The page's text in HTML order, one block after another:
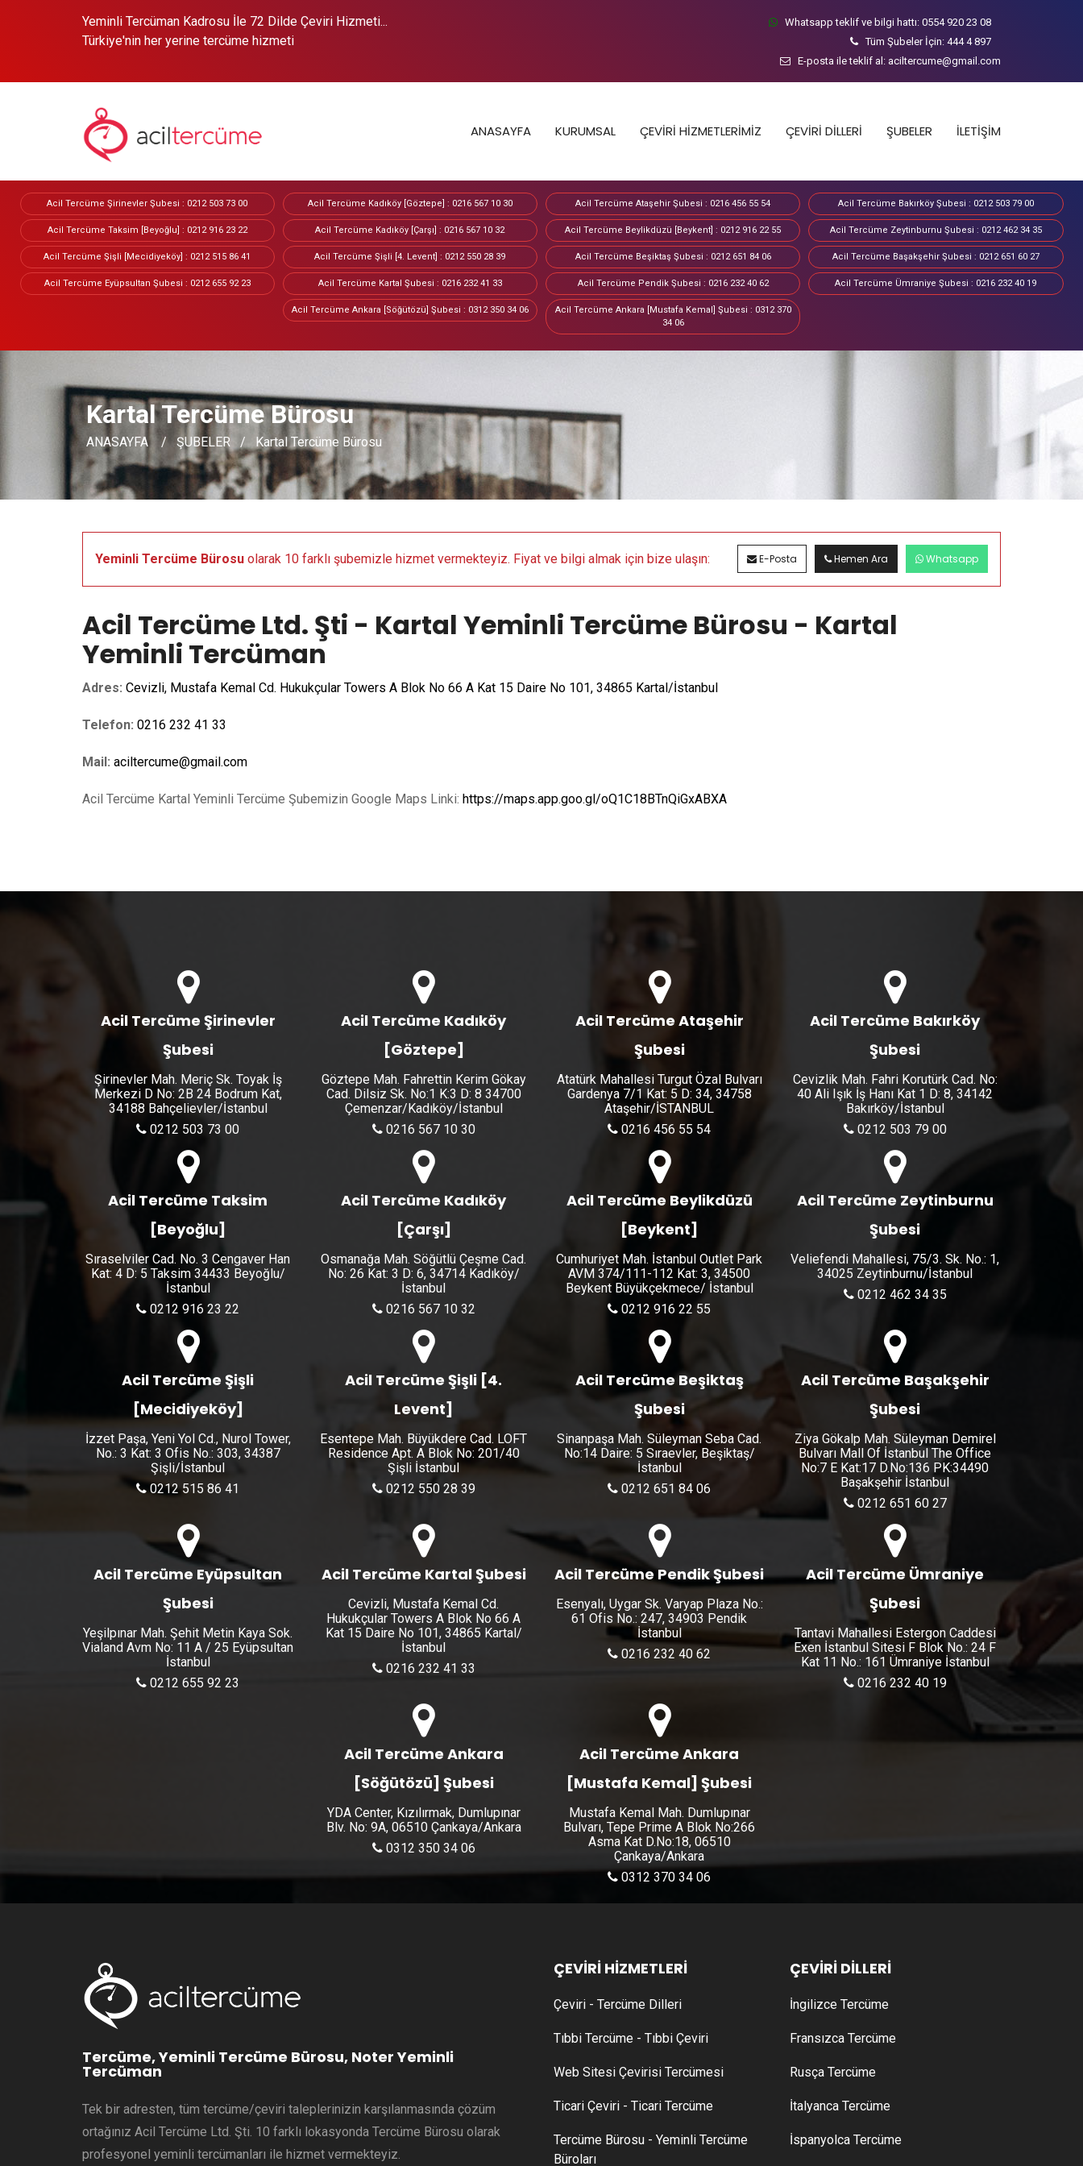
Yeminli Tercüman Kadrosu İle 72 Dilde Çeviri Hizmeti...
Türkiye'nin her yerine tercüme hizmeti
Whatsapp teklif ve bilgi hattı: 0554 920 23 08
Tüm Şubeler İçin: 444 4 897
E-posta ile teklif al: aciltercume@gmail.com
ANASAYFA KURUMSAL ÇEVİRİ HİZMETLERİMİZ ÇEVİRİ DİLLERİ ŞUBELER İLETİŞİM
Acil Tercüme Şirinevler Şubesi : 0212 503 73 00 Acil Tercüme Kadıköy [Göztepe] : 0216 567 10 30 Acil Tercüme Ataşehir Şubesi : 0216 456 55 54 Acil Tercüme Bakırköy Şubesi : 0212 503 79 00
Acil Tercüme Taksim [Beyoğlu] : 0212 916 23 22 Acil Tercüme Kadıköy [Çarşı] : 0216 567 10 32 Acil Tercüme Beylikdüzü [Beykent] : 0212 916 22 55 Acil Tercüme Zeytinburnu Şubesi : 0212 462 34 35
Acil Tercüme Şişli [Mecidiyeköy] : 0212 515 86 41 Acil Tercüme Şişli [4. Levent] : 0212 550 28 39 Acil Tercüme Beşiktaş Şubesi : 0212 651 84 06 Acil Tercüme Başakşehir Şubesi : 0212 651 60 27
Acil Tercüme Eyüpsultan Şubesi : 0212 655 92 23 Acil Tercüme Kartal Şubesi : 0216 232 41 33 Acil Tercüme Pendik Şubesi : 0216 232 40 62 Acil Tercüme Ümraniye Şubesi : 0216 232 40 19
Acil Tercüme Ankara [Söğütözü] Şubesi : 0312 350 34 06
Acil Tercüme Ankara [Mustafa Kemal] Şubesi : 0312 370
34 06
Kartal Tercüme Bürosu
ANASAYFA ŞUBELER Kartal Tercüme Bürosu
Yeminli Tercüme Bürosu olarak 10 farklı şubemizle hizmet vermekteyiz. Fiyat ve bilgi almak için bize ulaşın: Whatsapp
Hemen Ara
E-Posta
Acil Tercüme Ltd. Şti - Kartal Yeminli Tercüme Bürosu - Kartal
Yeminli Tercüman
Adres: Cevizli, Mustafa Kemal Cd. Hukukçular Towers A Blok No 66 A Kat 15 Daire No 101, 34865 Kartal/İstanbul
Telefon: 0216 232 41 33
Mail: aciltercume@gmail.com
Acil Tercüme Kartal Yeminli Tercüme Şubemizin Google Maps Linki: https://maps.app.goo.gl/oQ1C18BTnQiGxABXA
Acil Tercüme Şirinevler
Şubesi
Şirinevler Mah. Meriç Sk. Toyak İş
Merkezi D No: 2B 24 Bodrum Kat,
34188 Bahçelievler/İstanbul
0212 503 73 00
Acil Tercüme Kadıköy
[Göztepe]
Göztepe Mah. Fahrettin Kerim Gökay
Cad. Dilsiz Sk. No:1 K:3 D: 8 34700
Çemenzar/Kadıköy/İstanbul
0216 567 10 30
Acil Tercüme Ataşehir
Şubesi
Atatürk Mahallesi Turgut Özal Bulvarı
Gardenya 7/1 Kat: 5 D: 34, 34758
Ataşehir/İSTANBUL
0216 456 55 54
Acil Tercüme Bakırköy
Şubesi
Cevizlik Mah. Fahri Korutürk Cad. No:
40 Ali Işık İş Hanı Kat 1 D: 8, 34142
Bakırköy/İstanbul
0212 503 79 00
Acil Tercüme Taksim
[Beyoğlu]
Sıraselviler Cad. No. 3 Cengaver Han
Kat: 4 D: 5 Taksim 34433 Beyoğlu/
İstanbul
0212 916 23 22
Acil Tercüme Kadıköy
[Çarşı]
Osmanağa Mah. Söğütlü Çeşme Cad.
No: 26 Kat: 3 D: 6, 34714 Kadıköy/
İstanbul
0216 567 10 32
Acil Tercüme Beylikdüzü
[Beykent]
Cumhuriyet Mah. İstanbul Outlet Park
AVM 374/111-112 Kat: 3, 34500
Beykent Büyükçekmece/ İstanbul
0212 916 22 55
Acil Tercüme Zeytinburnu
Şubesi
Veliefendi Mahallesi, 75/3. Sk. No.: 1,
34025 Zeytinburnu/İstanbul
0212 462 34 35
Acil Tercüme Şişli
[Mecidiyeköy]
İzzet Paşa, Yeni Yol Cd., Nurol Tower,
No.: 3 Kat: 3 Ofis No.: 303, 34387
Şişli/İstanbul
0212 515 86 41
Acil Tercüme Şişli [4.
Levent]
Esentepe Mah. Büyükdere Cad. LOFT
Residence Apt. A Blok No: 201/40
Şişli İstanbul
0212 550 28 39
Acil Tercüme Beşiktaş
Şubesi
Sinanpaşa Mah. Süleyman Seba Cad.
No:14 Daire: 5 Sıraevler, Beşiktaş/
İstanbul
0212 651 84 06
Acil Tercüme Başakşehir
Şubesi
Ziya Gökalp Mah. Süleyman Demirel
Bulvarı Mall Of İstanbul The Office
No:7 E Kat:17 D.No:136 PK:34490
Başakşehir İstanbul
0212 651 60 27
Acil Tercüme Eyüpsultan
Şubesi
Yeşilpınar Mah. Şehit Metin Kaya Sok.
Vialand Avm No: 11 A / 25 Eyüpsultan
İstanbul
0212 655 92 23
Acil Tercüme Kartal Şubesi
Cevizli, Mustafa Kemal Cd.
Hukukçular Towers A Blok No 66 A
Kat 15 Daire No 101, 34865 Kartal/
İstanbul
0216 232 41 33
Acil Tercüme Pendik Şubesi
Esenyalı, Uygar Sk. Varyap Plaza No.:
61 Ofis No.: 247, 34903 Pendik
İstanbul
0216 232 40 62
Acil Tercüme Ümraniye
Şubesi
Tantavi Mahallesi Estergon Caddesi
Exen İstanbul Sitesi F Blok No.: 24 F
Kat 11 No.: 161 Ümraniye İstanbul
0216 232 40 19
Acil Tercüme Ankara
[Söğütözü] Şubesi
YDA Center, Kızılırmak, Dumlupınar
Blv. No: 9A, 06510 Çankaya/Ankara
0312 350 34 06
Acil Tercüme Ankara
[Mustafa Kemal] Şubesi
Mustafa Kemal Mah. Dumlupınar
Bulvarı, Tepe Prime A Blok No:266
Asma Kat D.No:18, 06510
Çankaya/Ankara
0312 370 34 06
Tercüme, Yeminli Tercüme Bürosu, Noter Yeminli
Tercüman
Tek bir adresten, tüm tercüme/çeviri taleplerinizin karşılanmasında çözüm
ortağınız Acil Tercüme Ltd. Şti. 10 farklı lokasyonda Tercüme Bürosu olarak
profesyonel yeminli tercümanları ile hizmet vermekteyiz.
ÇEVİRİ HİZMETLERİ
Çeviri - Tercüme Dilleri
Tıbbi Tercüme - Tıbbi Çeviri
Web Sitesi Çevirisi Tercümesi
Ticari Çeviri - Ticari Tercüme
Tercüme Bürosu - Yeminli Tercüme
Büroları
ÇEVİRİ DİLLERİ
İngilizce Tercüme
Fransızca Tercüme
Rusça Tercüme
İtalyanca Tercüme
İspanyolca Tercüme